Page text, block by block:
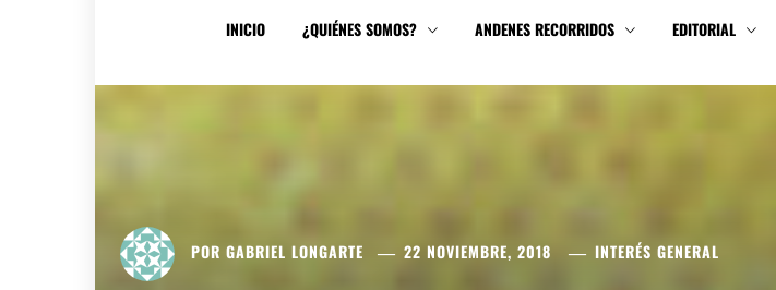
INICIO ¿QUIÉNES SOMOS? ANDENES RECORRIDOS EDITORIAL
POR GABRIEL LONGARTE 22 NOVIEMBRE, 2018 INTERÉS GENERAL